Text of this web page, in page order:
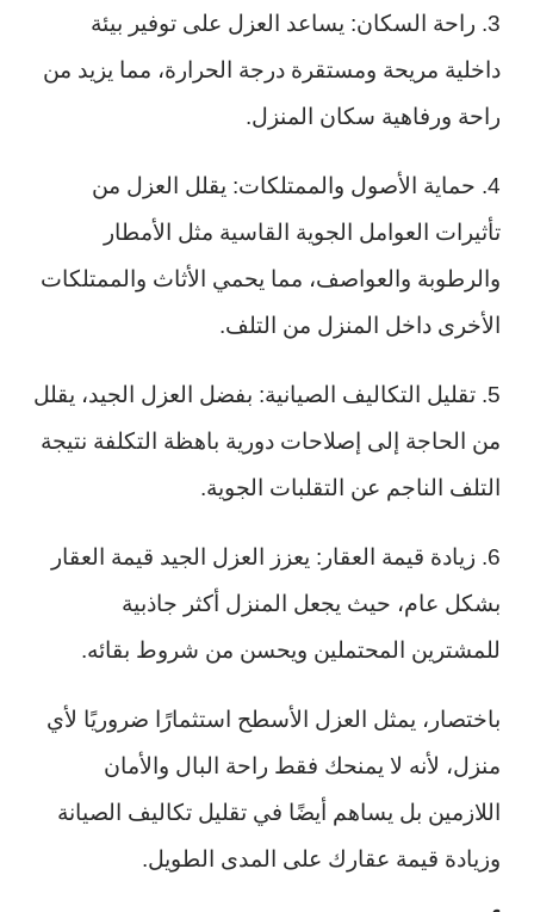
3. راحة السكان: يساعد العزل على توفير بيئة
داخلية مريحة ومستقرة درجة الحرارة، مما يزيد من
راحة ورفاهية سكان المنزل.
4. حماية الأصول والممتلكات: يقلل العزل من
تأثيرات العوامل الجوية القاسية مثل الأمطار
والرطوبة والعواصف، مما يحمي الأثاث والممتلكات
الأخرى داخل المنزل من التلف.
5. تقليل التكاليف الصيانية: بفضل العزل الجيد، يقلل
من الحاجة إلى إصلاحات دورية باهظة التكلفة نتيجة
التلف الناجم عن التقلبات الجوية.
6. زيادة قيمة العقار: يعزز العزل الجيد قيمة العقار
بشكل عام، حيث يجعل المنزل أكثر جاذبية
للمشترين المحتملين ويحسن من شروط بقائه.
باختصار، يمثل العزل الأسطح استثمارًا ضروريًا لأي
منزل، لأنه لا يمنحك فقط راحة البال والأمان
اللازمين بل يساهم أيضًا في تقليل تكاليف الصيانة
وزيادة قيمة عقارك على المدى الطويل.